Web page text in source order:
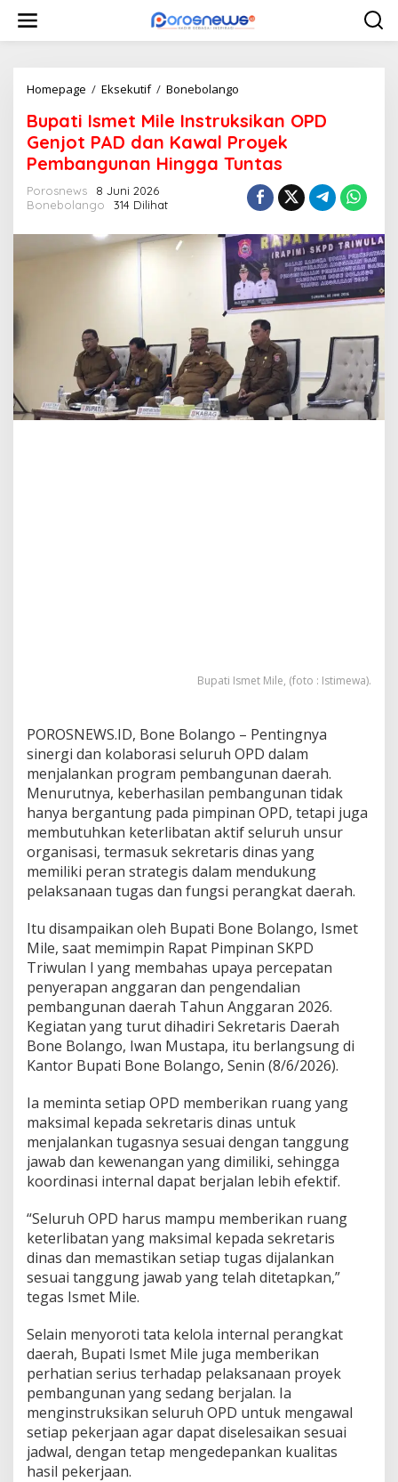
w
Homepage / Eksekutif / Bonebolango
p
a
t
i
e
t
M
i
l
e
s
t
r
u
k
A
n
K
a
w
a
l
P
r
o
y
k
P
e
m
b
a
n
g
u
n
n
i
n
g
g
u
n
t
a
Bupati Ismet Mile Instruksikan OPD
Genjot PAD dan Kawal Proyek
Pembangunan Hingga Tuntas
Porosnews
8 Juni 2026
Bonebolango
314 Dilihat
Bupati Ismet Mile, (foto : Istimewa).
POROSNEWS.ID, Bone Bolango – Pentingnya
sinergi dan kolaborasi seluruh OPD dalam
menjalankan program pembangunan daerah.
Menurutnya, keberhasilan pembangunan tidak
hanya bergantung pada pimpinan OPD, tetapi juga
membutuhkan keterlibatan aktif seluruh unsur
organisasi, termasuk sekretaris dinas yang
memiliki peran strategis dalam mendukung
pelaksanaan tugas dan fungsi perangkat daerah.
Itu disampaikan oleh Bupati Bone Bolango, Ismet
Mile, saat memimpin Rapat Pimpinan SKPD
Triwulan I yang membahas upaya percepatan
penyerapan anggaran dan pengendalian
pembangunan daerah Tahun Anggaran 2026.
Kegiatan yang turut dihadiri Sekretaris Daerah
Bone Bolango, Iwan Mustapa, itu berlangsung di
Kantor Bupati Bone Bolango, Senin (8/6/2026).
Ia meminta setiap OPD memberikan ruang yang
maksimal kepada sekretaris dinas untuk
menjalankan tugasnya sesuai dengan tanggung
jawab dan kewenangan yang dimiliki, sehingga
koordinasi internal dapat berjalan lebih efektif.
“Seluruh OPD harus mampu memberikan ruang
keterlibatan yang maksimal kepada sekretaris
dinas dan memastikan setiap tugas dijalankan
sesuai tanggung jawab yang telah ditetapkan,”
tegas Ismet Mile.
Selain menyoroti tata kelola internal perangkat
daerah, Bupati Ismet Mile juga memberikan
perhatian serius terhadap pelaksanaan proyek
pembangunan yang sedang berjalan. Ia
menginstruksikan seluruh OPD untuk mengawal
setiap pekerjaan agar dapat diselesaikan sesuai
jadwal, dengan tetap mengedepankan kualitas
hasil pekerjaan.